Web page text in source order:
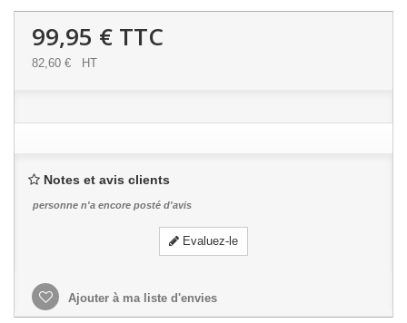
99,95 € TTC
82,60 € HT
Notes et avis clients
personne n'a encore posté d'avis
Evaluez-le
Ajouter à ma liste d'envies